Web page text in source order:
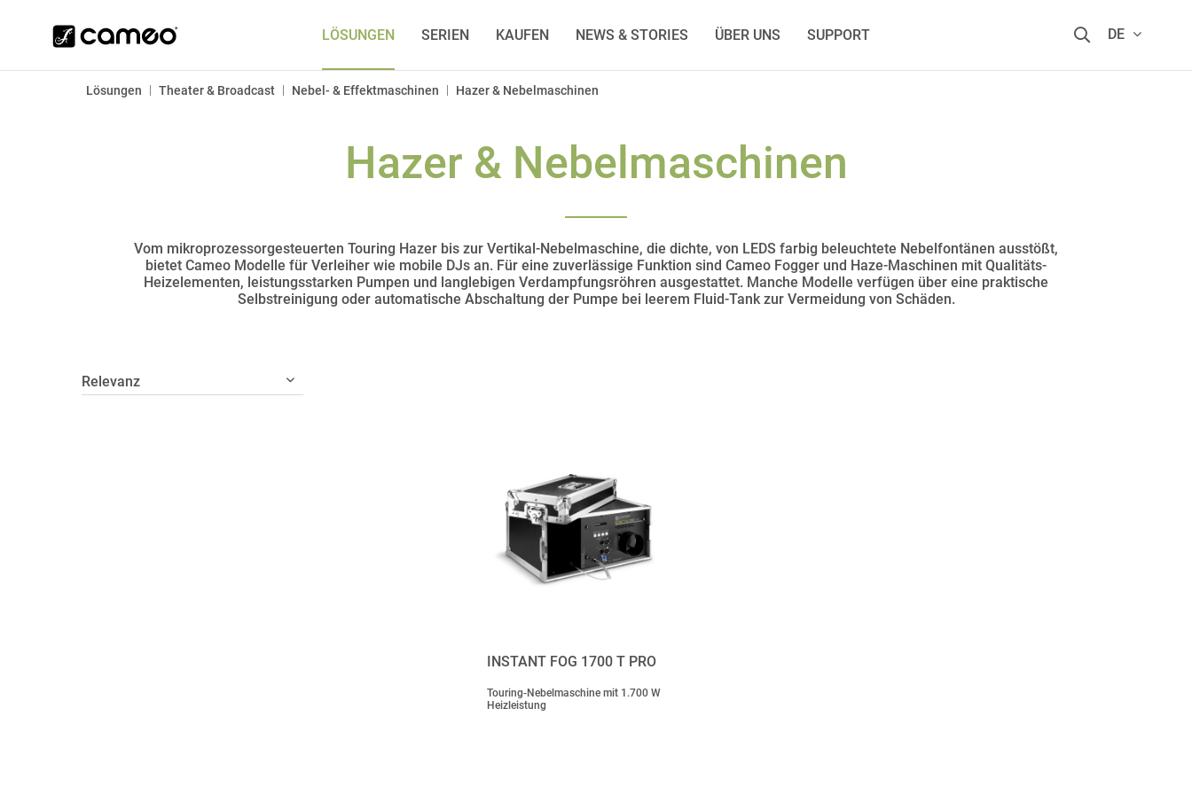
LÖSUNGEN SERIEN KAUFEN NEWS & STORIES ÜBER UNS SUPPORT DE
Lösungen | Theater & Broadcast | Nebel- & Effektmaschinen | Hazer & Nebelmaschinen
Hazer & Nebelmaschinen
Vom mikroprozessorgesteuerten Touring Hazer bis zur Vertikal-Nebelmaschine, die dichte, von LEDS farbig beleuchtete Nebelfontänen ausstößt,
bietet Cameo Modelle für Verleiher wie mobile DJs an. Für eine zuverlässige Funktion sind Cameo Fogger und Haze-Maschinen mit Qualitäts-
Heizelementen, leistungsstarken Pumpen und langlebigen Verdampfungsröhren ausgestattet. Manche Modelle verfügen über eine praktische
Selbstreinigung oder automatische Abschaltung der Pumpe bei leerem Fluid-Tank zur Vermeidung von Schäden.
INSTANT FOG 1700 T PRO
Touring-Nebelmaschine mit 1.700 W
Heizleistung